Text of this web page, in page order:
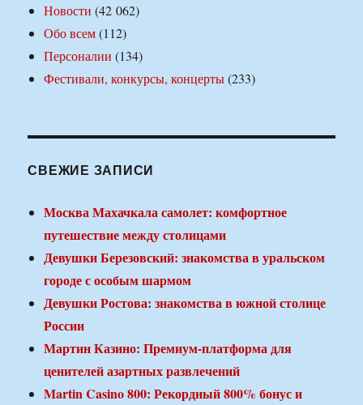
Новости (42 062)
Обо всем(112)
Персоналии (134)
Фестивали, конкурсы, концерты(233)
СВЕЖИЕ ЗАПИСИ
Москва Махачкала самолет: комфортное
путешествие между столицами
Девушки Березовский: знакомства в уральском
городе с особым шармом
Девушки Ростова: знакомства в южной столице
России
Мартин Казино: Премиум-платформа для
ценителей азартных развлечений
Martin Casino 800: Рекордный 800% бонус и